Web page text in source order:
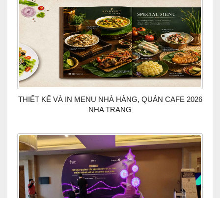
THIẾT KẾ VÀ IN MENU NHÀ HÀNG, QUÁN CAFE 2026
NHA TRANG